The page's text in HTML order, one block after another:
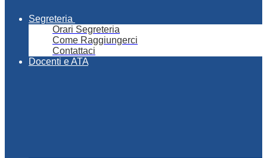
Segreteria
Orari Segreteria
Come Raggiungerci
Contattaci
Docenti e ATA